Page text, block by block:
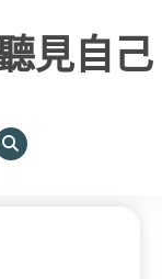
見自己